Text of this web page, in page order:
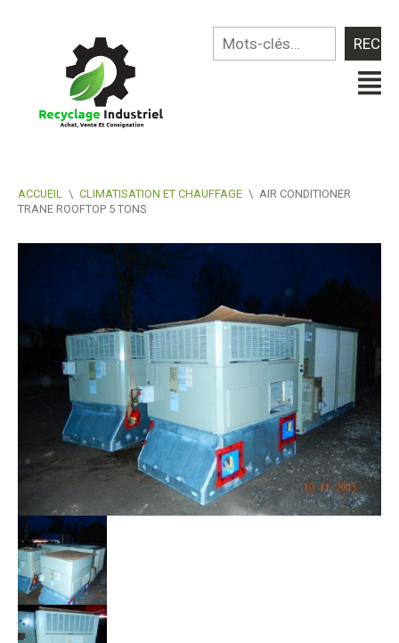
ACCUEIL \ CLIMATISATION ET CHAUFFAGE \ AIR CONDITIONER
TRANE ROOFTOP 5 TONS